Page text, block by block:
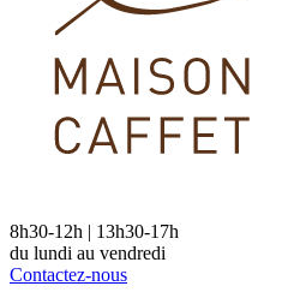
8h30-12h | 13h30-17h
du lundi au vendredi
Contactez-nous